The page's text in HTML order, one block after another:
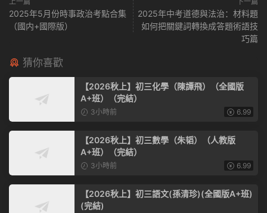
2025年5月份時事政治考點合集
（國内+國際版）
2025年中考道德與法治：材料題
如何把關鍵詞轉換成答題術語技
巧篇
猜你喜歡
【2026秋上】初三化學（陳譚飛）（全國版
A+班）（完結）
3小時前 6.99
【2026秋上】初三數學（朱韬）（人教版
A+班）（完結）
3小時前 6.99
【2026秋上】初三語文(孫清珍)(全國版A+班)
(完結)